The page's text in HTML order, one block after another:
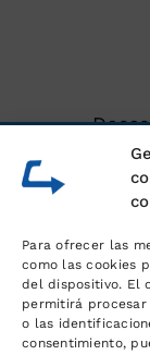
Para ofrecer las
como las cookies
del dispositivo. El
permitirá procesar
o las
consentimiento,